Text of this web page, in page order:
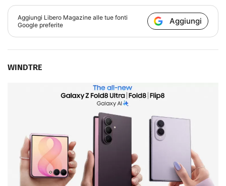
Aggiungi Libero Magazine alle tue fonti
Google preferite
Aggiungi
WINDTRE